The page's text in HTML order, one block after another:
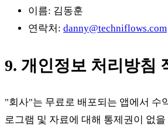
이름: 김동훈
연락처: danny@techniflows.com
9. 개인정보 처리방침
"회사"는 무료로 배포되는 앱에서 수
로그램 및 자료에 대해 통제권이 없